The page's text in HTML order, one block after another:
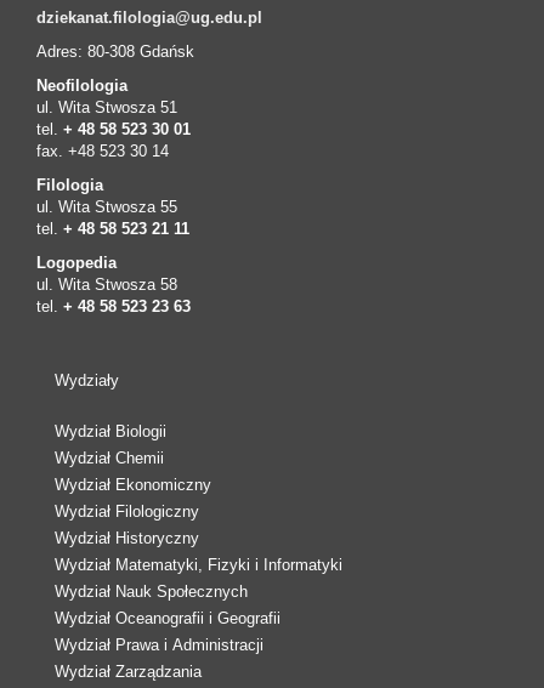
dziekanat.filologia@ug.edu.pl
Adres: 80-308 Gdańsk
Neofilologia
ul. Wita Stwosza 51
tel. + 48 58 523 30 01
fax. +48 523 30 14
Filologia
ul. Wita Stwosza 55
tel. + 48 58 523 21 11
Logopedia
ul. Wita Stwosza 58
tel. + 48 58 523 23 63
Wydziały
Wydział Biologii
Wydział Chemii
Wydział Ekonomiczny
Wydział Filologiczny
Wydział Historyczny
Wydział Matematyki, Fizyki i Informatyki
Wydział Nauk Społecznych
Wydział Oceanografii i Geografii
Wydział Prawa i Administracji
Wydział Zarządzania